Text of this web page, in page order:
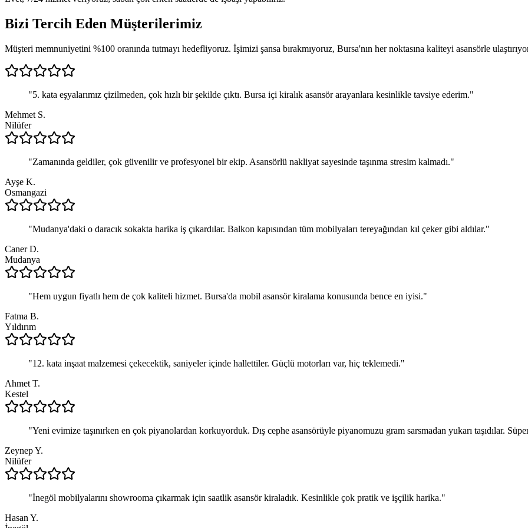
Bizi Tercih Eden Müşterilerimiz
Müşteri memnuniyetini %100 oranında tutmayı hedefliyoruz. İşimizi şansa bırakmıyoruz, Bursa'nın her noktasına kaliteyi asansörle
"5. kata eşyalarımız çizilmeden, çok hızlı bir şekilde çıktı. Bursa içi kiralık asansör arayanlara kesinlikle tavsiye ederim."
Mehmet S.
Nilüfer
"Zamanında geldiler, çok güvenilir ve profesyonel bir ekip. Asansörlü nakliyat sayesinde taşınma stresim kalmadı."
Ayşe K.
Osmangazi
"Mudanya'daki o daracık sokakta harika iş çıkardılar. Balkon kapısından tüm mobilyaları tereyağından kıl çeker gibi aldılar."
Caner D.
Mudanya
"Hem uygun fiyatlı hem de çok kaliteli hizmet. Bursa'da mobil asansör kiralama konusunda bence en iyisi."
Fatma B.
Yıldırım
"12. kata inşaat malzemesi çekecektik, saniyeler içinde hallettiler. Güçlü motorları var, hiç teklemedi."
Ahmet T.
Kestel
"Yeni evimize taşınırken en çok piyanolardan korkuyorduk. Dış cephe asansörüyle piyanomuzu gram sarsmadan yukarı taşıdılar.
Zeynep Y.
Nilüfer
"İnegöl mobilyalarını showrooma çıkarmak için saatlik asansör kiraladık. Kesinlikle çok pratik ve işçilik harika."
Hasan Y.